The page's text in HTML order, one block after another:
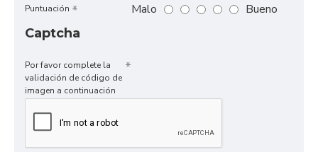
Puntuación Malo
Bueno
Captcha
Por favor complete la
validación de código de
imagen a continuación